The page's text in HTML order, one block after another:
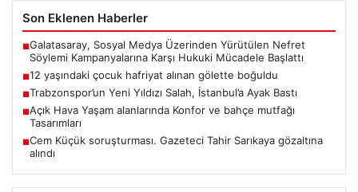
Son Eklenen Haberler
■Galatasaray, Sosyal Medya Üzerinden Yürütülen Nefret
Söylemi Kampanyalarına Karşı Hukuki Mücadele Başlattı
■12 yaşındaki çocuk hafriyat alınan gölette boğuldu
■Trabzonspor’un Yeni Yıldızı Salah, İstanbul’a Ayak Bastı
■Açık Hava Yaşam alanlarında Konfor ve bahçe mutfağı
Tasarımları
■Cem Küçük soruşturması. Gazeteci Tahir Sarıkaya gözaltına
alındı